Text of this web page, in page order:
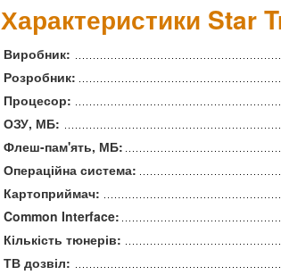
Характеристики Star
Виробник:
Розробник:
Процесор:
ОЗУ, МБ:
Флеш-пам'ять, МБ:
Операційна система:
Картоприймач:
Common Interface:
Кількість тюнерів:
ТВ дозвіл: